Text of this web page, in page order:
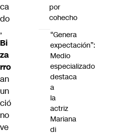
ca
do
,
Bi
za
rro
an
un
ció
no
ve
por
cohecho
“Genera
expectación”:
Medio
especializado
destaca
a
la
actriz
Mariana
di